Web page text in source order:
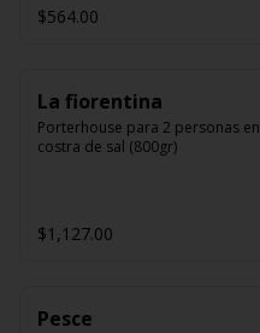
$564.00
La fiorentina
Porterhouse para 2 personas en
costra de sal (800gr)
$1,127.00
Pesce